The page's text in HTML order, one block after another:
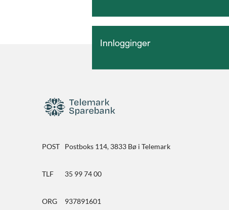
Innlogginger
POST Postboks 114, 3833 Bø i Telemark
TLF 35 99 74 00
ORG 937891601